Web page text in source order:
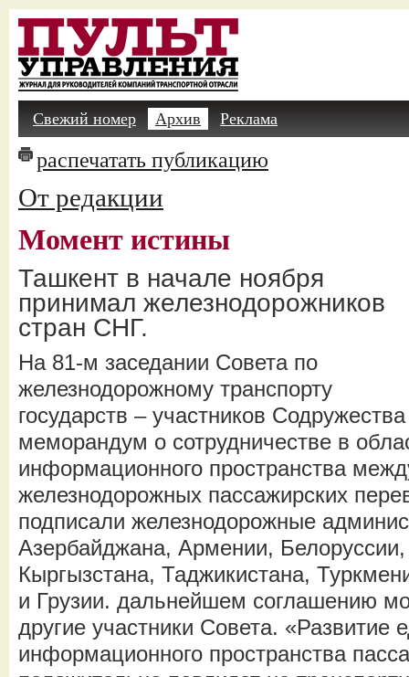
Свежий номер Архив Реклама
распечатать публикацию
От редакции
Момент истины
Ташкент в начале ноября
принимал железнодорожников
стран СНГ.
На 81-м заседании Совета по
железнодорожному транспорту
государств – участников
меморандум о сотрудничестве в
информационного пространства
железнодорожных пассажирских
подписали железнодорожные
Азербайджана, Армении, Белоруссии,
Кыргызстана, Таджикистана,
и Грузии. дальнейшем соглашению
другие участники Совета. «Развитие
информационного пространства